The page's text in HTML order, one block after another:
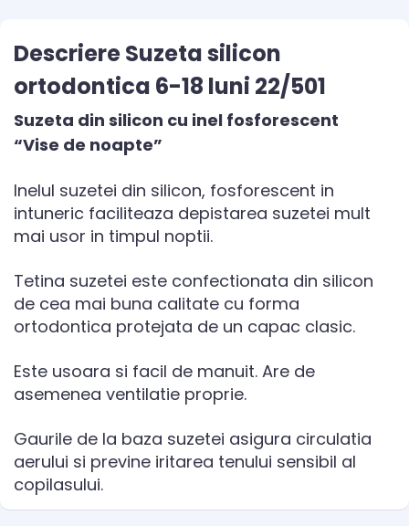
Descriere Suzeta silicon
ortodontica 6-18 luni 22/501
Suzeta din silicon cu inel fosforescent
“Vise de noapte”
Inelul suzetei din silicon, fosforescent in
intuneric faciliteaza depistarea suzetei mult
mai usor in timpul noptii.
Tetina suzetei este confectionata din silicon
de cea mai buna calitate cu forma
ortodontica protejata de un capac clasic.
Este usoara si facil de manuit. Are de
asemenea ventilatie proprie.
Gaurile de la baza suzetei asigura circulatia
aerului si previne iritarea tenului sensibil al
copilasului.